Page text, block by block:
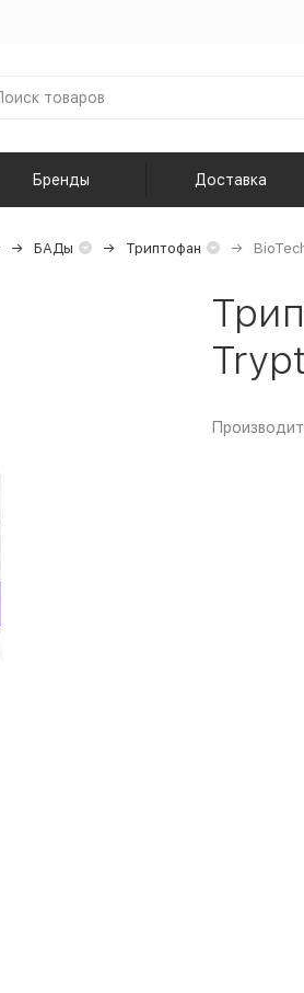
Бренды Доставка
БАДы Триптофан